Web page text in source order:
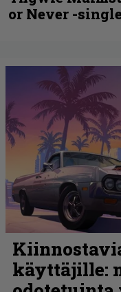
or Never -